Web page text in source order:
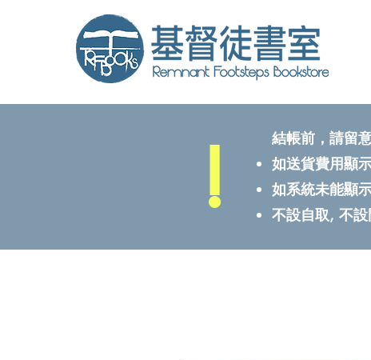
!
結帳前，請留
如送貨費用顯
如系統未能顯
不設自取, 不設